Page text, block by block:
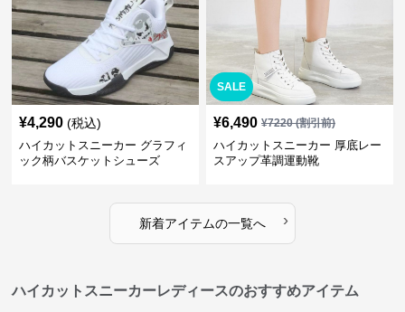
¥4,290 (税込)
ハイカットスニーカー グラフィ
ック柄バスケットシューズ
SALE
¥6,490 ¥7220(割引前)
ハイカットスニーカー 厚底レー
スアップ革調運動靴
新着アイテムの一覧へ ›
ハイカットスニーカーレディースのおすすめアイテム